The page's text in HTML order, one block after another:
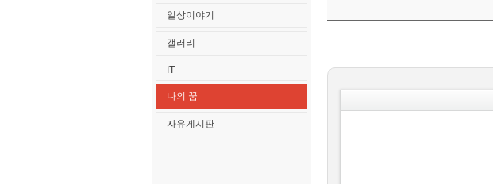
일상이야기
갤러리
IT
나의 꿈
자유게시판